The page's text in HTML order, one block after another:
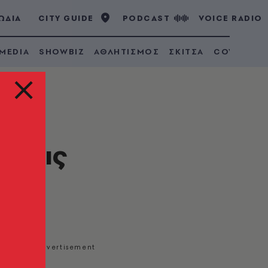
CITY GUIDE PODCAST VOICE RADIO
SHOWBIZ ΑΘΛΗΤΙΣΜΟΣ ΣΚΙΤΣΑ COVID 19
τις